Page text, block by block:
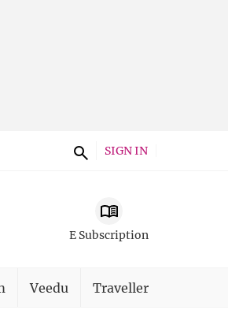
SIGN IN
E Subscription
Veedu Traveller